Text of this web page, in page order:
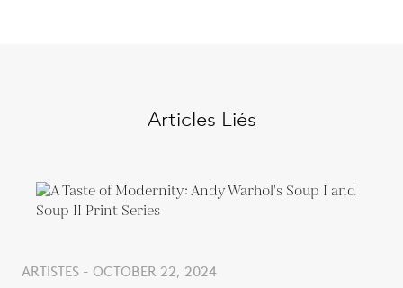
Articles Liés
ARTISTES - OCTOBER 22, 2024